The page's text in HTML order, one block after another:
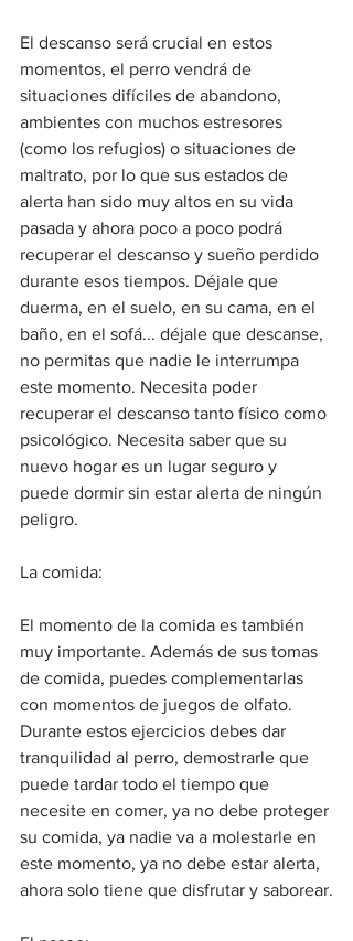
El descanso será crucial en estos
momentos, el perro vendrá de
situaciones difíciles de abandono,
ambientes con muchos estresores
(como los refugios) o situaciones de
maltrato, por lo que sus estados de
alerta han sido muy altos en su vida
pasada y ahora poco a poco podrá
recuperar el descanso y sueño perdido
durante esos tiempos. Déjale que
duerma, en el suelo, en su cama, en el
baño, en el sofá... déjale que descanse,
no permitas que nadie le interrumpa
este momento. Necesita poder
recuperar el descanso tanto físico como
psicológico. Necesita saber que su
nuevo hogar es un lugar seguro y
puede dormir sin estar alerta de ningún
peligro.
La comida:
El momento de la comida es también
muy importante. Además de sus tomas
de comida, puedes complementarlas
con momentos de juegos de olfato.
Durante estos ejercicios debes dar
tranquilidad al perro, demostrarle que
puede tardar todo el tiempo que
necesite en comer, ya no debe proteger
su comida, ya nadie va a molestarle en
este momento, ya no debe estar alerta,
ahora solo tiene que disfrutar y saborear.